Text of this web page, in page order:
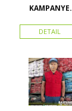
KAMPANYE
DETAIL